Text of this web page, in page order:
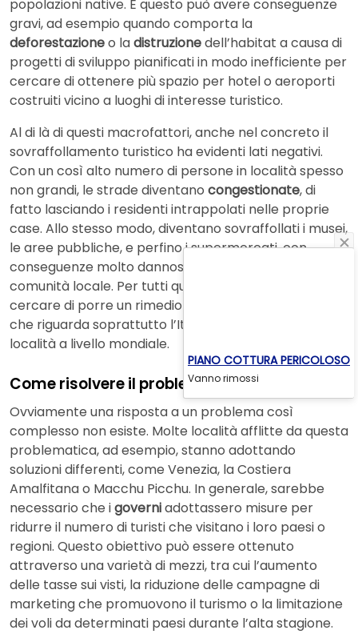
popolazioni native. E questo può avere conseguenze
gravi, ad esempio quando comporta la
deforestazioneo ladistruzionedell’habitat a causa di
progetti di sviluppo pianificati in modo inefficiente per
cercare di ottenere più spazio per hotel o aeroporti
costruiti vicino a luoghi di interesse turistico.
Al di là di questi macrofattori, anche nel concreto il
sovraffollamento turistico ha evidenti lati negativi.
Con un così alto numero di persone in località spesso
non grandi, le strade diventano congestionate, di
fatto lasciando i residenti intrappolati nelle proprie
case. Allo stesso modo, diventano sovraffollati i musei,
le aree pubbliche, e perfino i supermercati, con
conseguenze molto dannose per la vita della
comunità locale. Per tutti questi motivi è necessario
cercare di porre un rimedio a questa problematica
che riguarda soprattutto l’Italia, ma anche altre
località a livello mondiale.
Come risolvere il problema dell’overtourism
Ovviamente una risposta a un problema così
complesso non esiste. Molte località afflitte da questa
problematica, ad esempio, stanno adottando
soluzioni differenti, come Venezia, la Costiera
Amalfitana o Macchu Picchu. In generale, sarebbe
necessario che igoverniadottassero misure per
ridurre il numero di turisti che visitano i loro paesi o
regioni. Questo obiettivo può essere ottenuto
attraverso una varietà di mezzi, tra cui l’aumento
delle tasse sui visti, la riduzione delle campagne di
marketing che promuovono il turismo o la limitazione
dei voli da determinati paesi durante l’alta stagione.
PIANO COTTURA PERICOLOSO
Vanno rimossi